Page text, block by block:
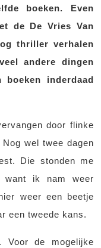
boeken. Even
de De Vries Van
thriller verhalen
andere dingen
inderdaad
door flinke
wel twee dagen
Die stonden me
want ik nam weer
weer een beetje
een tweede kans.
de mogelijke